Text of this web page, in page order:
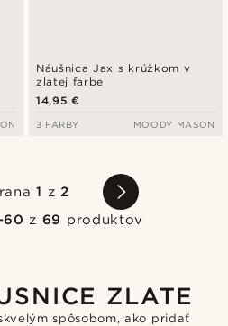
Náušnica Jax s krúžkom v
zlatej farbe
14,95 €
3 FARBY MOODY MASON
1 z2
60 z 69 produktov
ZLATE
spôsobom, ako pridať